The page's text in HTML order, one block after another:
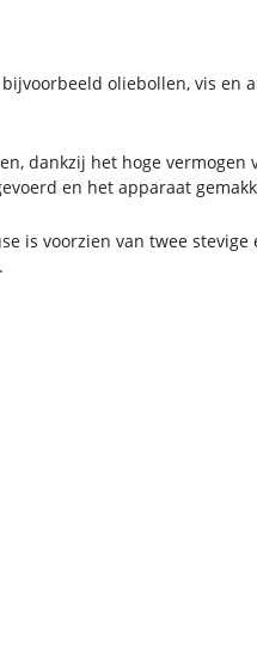
oliebollen, vis en
dankzij het hoge vermogen
en het apparaat
is voorzien van twee